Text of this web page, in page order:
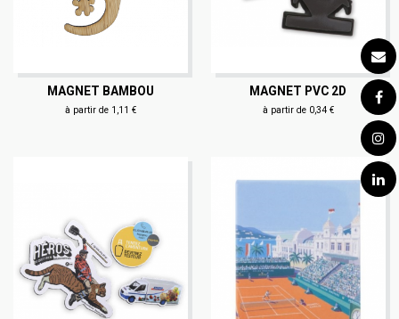
MAGNET BAMBOU
à partir de 1,11 €
MAGNET PVC 2D
à partir de 0,34 €